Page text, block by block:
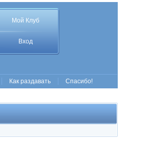
Мой Клуб
Вход
Как раздавать Спасибо!